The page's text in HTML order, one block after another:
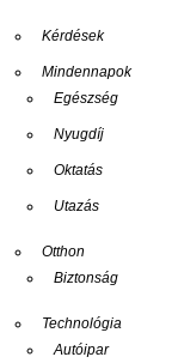
Kérdések
Mindennapok
Egészség
Nyugdíj
Oktatás
Utazás
Otthon
Biztonság
Technológia
Autóipar